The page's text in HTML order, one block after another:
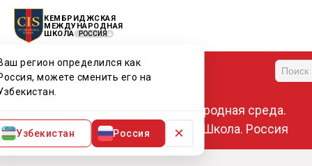
КЕМБРИДЖСКАЯ
МЕЖДУНАРОДНАЯ
ШКОЛА
РОССИЯ
регион определился как
можете сменить его на
Узбекистан Россия ×
Меню
Международная среда.
Кембриджская Международная Школа. Россия